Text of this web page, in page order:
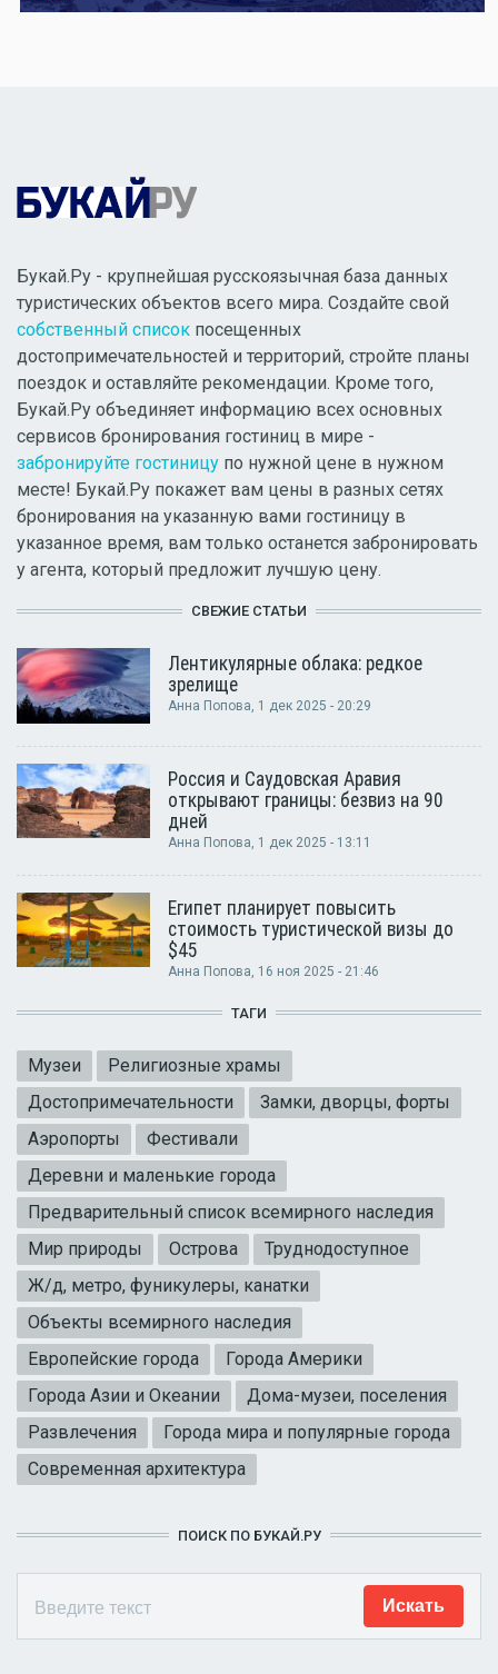
Букай.Ру - крупнейшая русскоязычная база данных
туристических объектов всего мира. Создайте свой
собственный список посещенных
достопримечательностей и территорий, стройте планы
поездок и оставляйте рекомендации. Кроме того,
Букай.Ру объединяет информацию всех основных
сервисов бронирования гостиниц в мире -
забронируйте гостиницу по нужной цене в нужном
месте! Букай.Ру покажет вам цены в разных сетях
бронирования на указанную вами гостиницу в
указанное время, вам только останется забронировать
у агента, который предложит лучшую цену.
СВЕЖИЕ СТАТЬИ
Лентикулярные облака: редкое
зрелище
Анна Попова, 1 дек 2025 - 20:29
Россия и Саудовская Аравия
открывают границы: безвиз на 90
дней
Анна Попова, 1 дек 2025 - 13:11
Египет планирует повысить
стоимость туристической визы до
$45
Анна Попова, 16 ноя 2025 - 21:46
ТАГИ
Музеи
Религиозные храмы
Достопримечательности
Замки, дворцы, форты
Аэропорты
Фестивали
Деревни и маленькие города
Предварительный список всемирного наследия
Мир природы
Острова
Труднодоступное
Ж/д, метро, фуникулеры, канатки
Объекты всемирного наследия
Европейские города
Города Америки
Города Азии и Океании
Дома-музеи, поселения
Развлечения
Города мира и популярные города
Современная архитектура
ПОИСК ПО БУКАЙ.РУ